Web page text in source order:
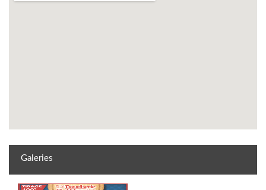
Galeries